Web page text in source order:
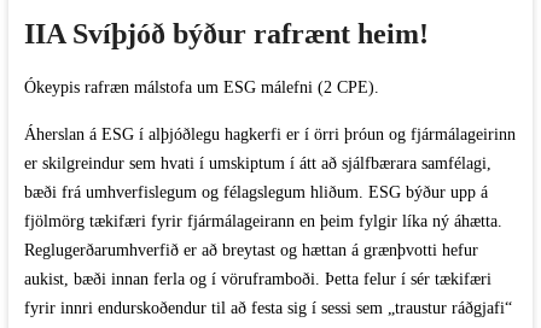
IIA Svíþjóð býður rafrænt heim!
Ókeypis rafræn málstofa um ESG málefni (2 CPE).
Áherslan á ESG í alþjóðlegu hagkerfi er í örri þróun og fjármálageirinn
er skilgreindur sem hvati í umskiptum í átt að sjálfbærara samfélagi,
bæði frá umhverfislegum og félagslegum hliðum. ESG býður upp á
fjölmörg tækifæri fyrir fjármálageirann en þeim fylgir líka ný áhætta.
Reglugerðarumhverfið er að breytast og hættan á grænþvotti hefur
aukist, bæði innan ferla og í vöruframboði. Þetta felur í sér tækifæri
fyrir innri endurskoðendur til að festa sig í sessi sem „traustur ráðgjafi“